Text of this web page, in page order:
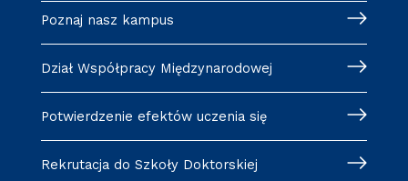
Poznaj nasz kampus
Dział Współpracy Międzynarodowej
Potwierdzenie efektów uczenia się
Rekrutacja do Szkoły Doktorskiej